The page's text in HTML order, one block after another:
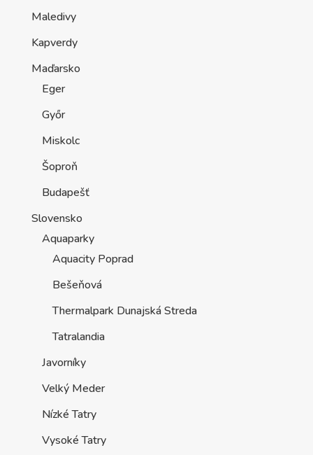
Maledivy
Kapverdy
Maďarsko
Eger
Győr
Miskolc
Šoproň
Budapešť
Slovensko
Aquaparky
Aquacity Poprad
Bešeňová
Thermalpark Dunajská Streda
Tatralandia
Javorníky
Velký Meder
Nízké Tatry
Vysoké Tatry